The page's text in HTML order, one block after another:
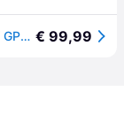
HUAWEI WATCH FIT Special Edition/ Zwart/ GPS / Bluetooth/ Slaapmonitoring / Display HD AMOLED € 99,99